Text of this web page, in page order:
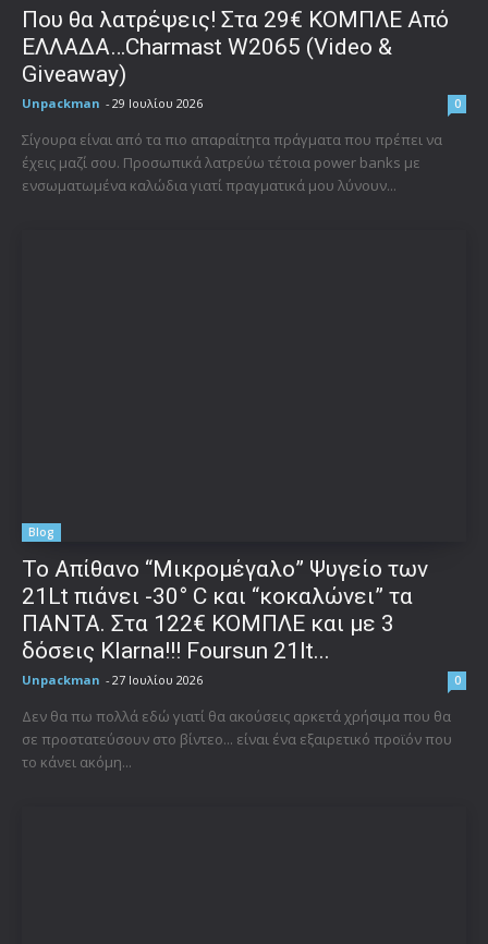
Που θα λατρέψεις! Στα 29€ ΚΟΜΠΛΕ Από
ΕΛΛΑΔΑ…Charmast W2065 (Video &
Giveaway)
Unpackman - 29 Ιουλίου 2026 0
Σίγουρα είναι από τα πιο απαραίτητα πράγματα που πρέπει να
έχεις μαζί σου. Προσωπικά λατρεύω τέτοια power banks με
ενσωματωμένα καλώδια γιατί πραγματικά μου λύνουν...
Blog
Το Απίθανο “Μικρομέγαλο” Ψυγείο των
21Lt πιάνει -30° C και “κοκαλώνει” τα
ΠΑΝΤΑ. Στα 122€ ΚΟΜΠΛΕ και με 3
δόσεις Klarna!!! Foursun 21lt...
Unpackman - 27 Ιουλίου 2026 0
Δεν θα πω πολλά εδώ γιατί θα ακούσεις αρκετά χρήσιμα που θα
σε προστατεύσουν στο βίντεο... είναι ένα εξαιρετικό προϊόν που
το κάνει ακόμη...